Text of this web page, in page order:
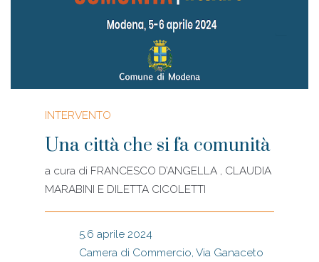
INTERVENTO
Una città che si fa comunità
a cura di FRANCESCO D’ANGELLA , CLAUDIA
MARABINI E DILETTA CICOLETTI
5.6 aprile 2024
Camera di Commercio, Via Ganaceto